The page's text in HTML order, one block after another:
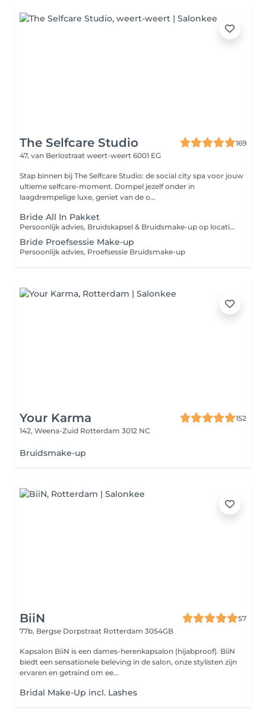
The Selfcare Studio
169
47, van Berlostraat weert-weert 6001 EG
Stap binnen bij The Selfcare Studio: de social city spa voor jouw
ultieme selfcare-moment. Dompel jezelf onder in
laagdrempelige luxe, geniet van de o...
Bride All In Pakket
Persoonlijk advies, Bruidskapsel & Bruidsmake-up op locatie. Inclusief Proefsessie
Bride Proefsessie Make-up
Persoonlijk advies, Proefsessie Bruidsmake-up
Your Karma
152
142, Weena-Zuid Rotterdam 3012 NC
Bruidsmake-up
BiiN
57
77b, Bergse Dorpstraat Rotterdam 3054GB
Kapsalon BiiN is een dames-herenkapsalon (hijabproof). BiiN
biedt een sensationele beleving in de salon, onze stylisten zijn
ervaren en getraind om ee...
Bridal Make-Up incl. Lashes